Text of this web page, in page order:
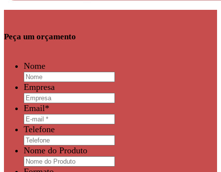
Peça um orçamento
Nome
Empresa
Email*
Telefone
Nome do Produto